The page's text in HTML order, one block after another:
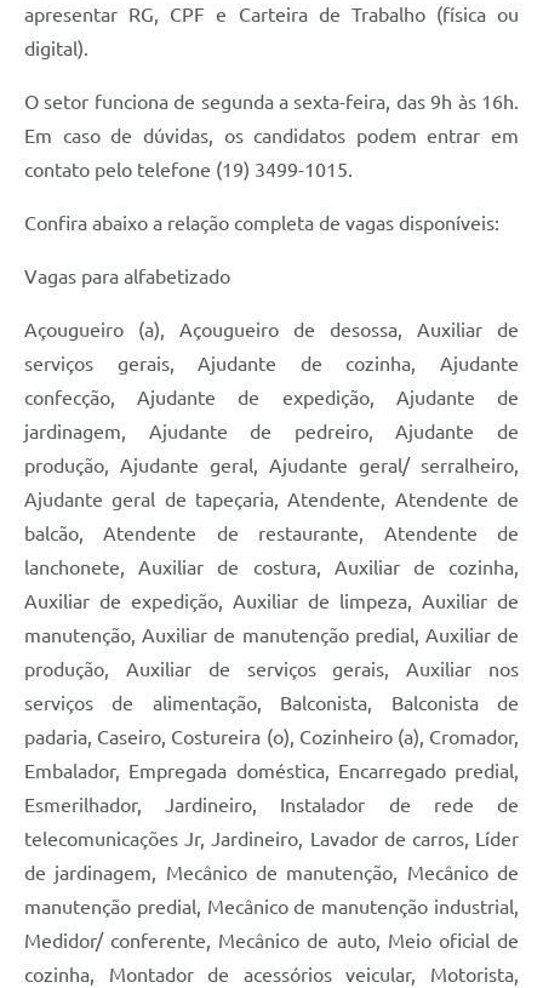
Plano de Contratações Anuais
apresentar RG, CPF e Carteira de Trabalho (física ou
digital).
O setor funciona de segunda a sexta-feira, das 9h às 16h.
Em caso de dúvidas, os candidatos podem entrar em
contato pelo telefone (19) 3499-1015.
Confira abaixo a relação completa de vagas disponíveis:
Vagas para alfabetizado
Açougueiro (a), Açougueiro de desossa, Auxiliar de
serviços gerais, Ajudante de cozinha, Ajudante
confecção, Ajudante de expedição, Ajudante de
jardinagem, Ajudante de pedreiro, Ajudante de
produção, Ajudante geral, Ajudante geral/ serralheiro,
Ajudante geral de tapeçaria, Atendente, Atendente de
balcão, Atendente de restaurante, Atendente de
lanchonete, Auxiliar de costura, Auxiliar de cozinha,
Auxiliar de expedição, Auxiliar de limpeza, Auxiliar de
manutenção, Auxiliar de manutenção predial, Auxiliar de
produção, Auxiliar de serviços gerais, Auxiliar nos
serviços de alimentação, Balconista, Balconista de
padaria, Caseiro, Costureira (o), Cozinheiro (a), Cromador,
Embalador, Empregada doméstica, Encarregado predial,
Esmerilhador, Jardineiro, Instalador de rede de
telecomunicações Jr, Jardineiro, Lavador de carros, Líder
de jardinagem, Mecânico de manutenção, Mecânico de
manutenção predial, Mecânico de manutenção industrial,
Medidor/ conferente, Mecânico de auto, Meio oficial de
cozinha, Montador de acessórios veicular, Motorista,